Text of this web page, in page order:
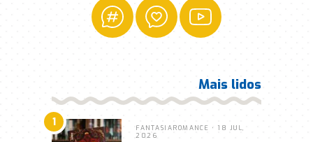
Mais lidos
1 FANTASIAROMANCE • 18 JUL,
2026